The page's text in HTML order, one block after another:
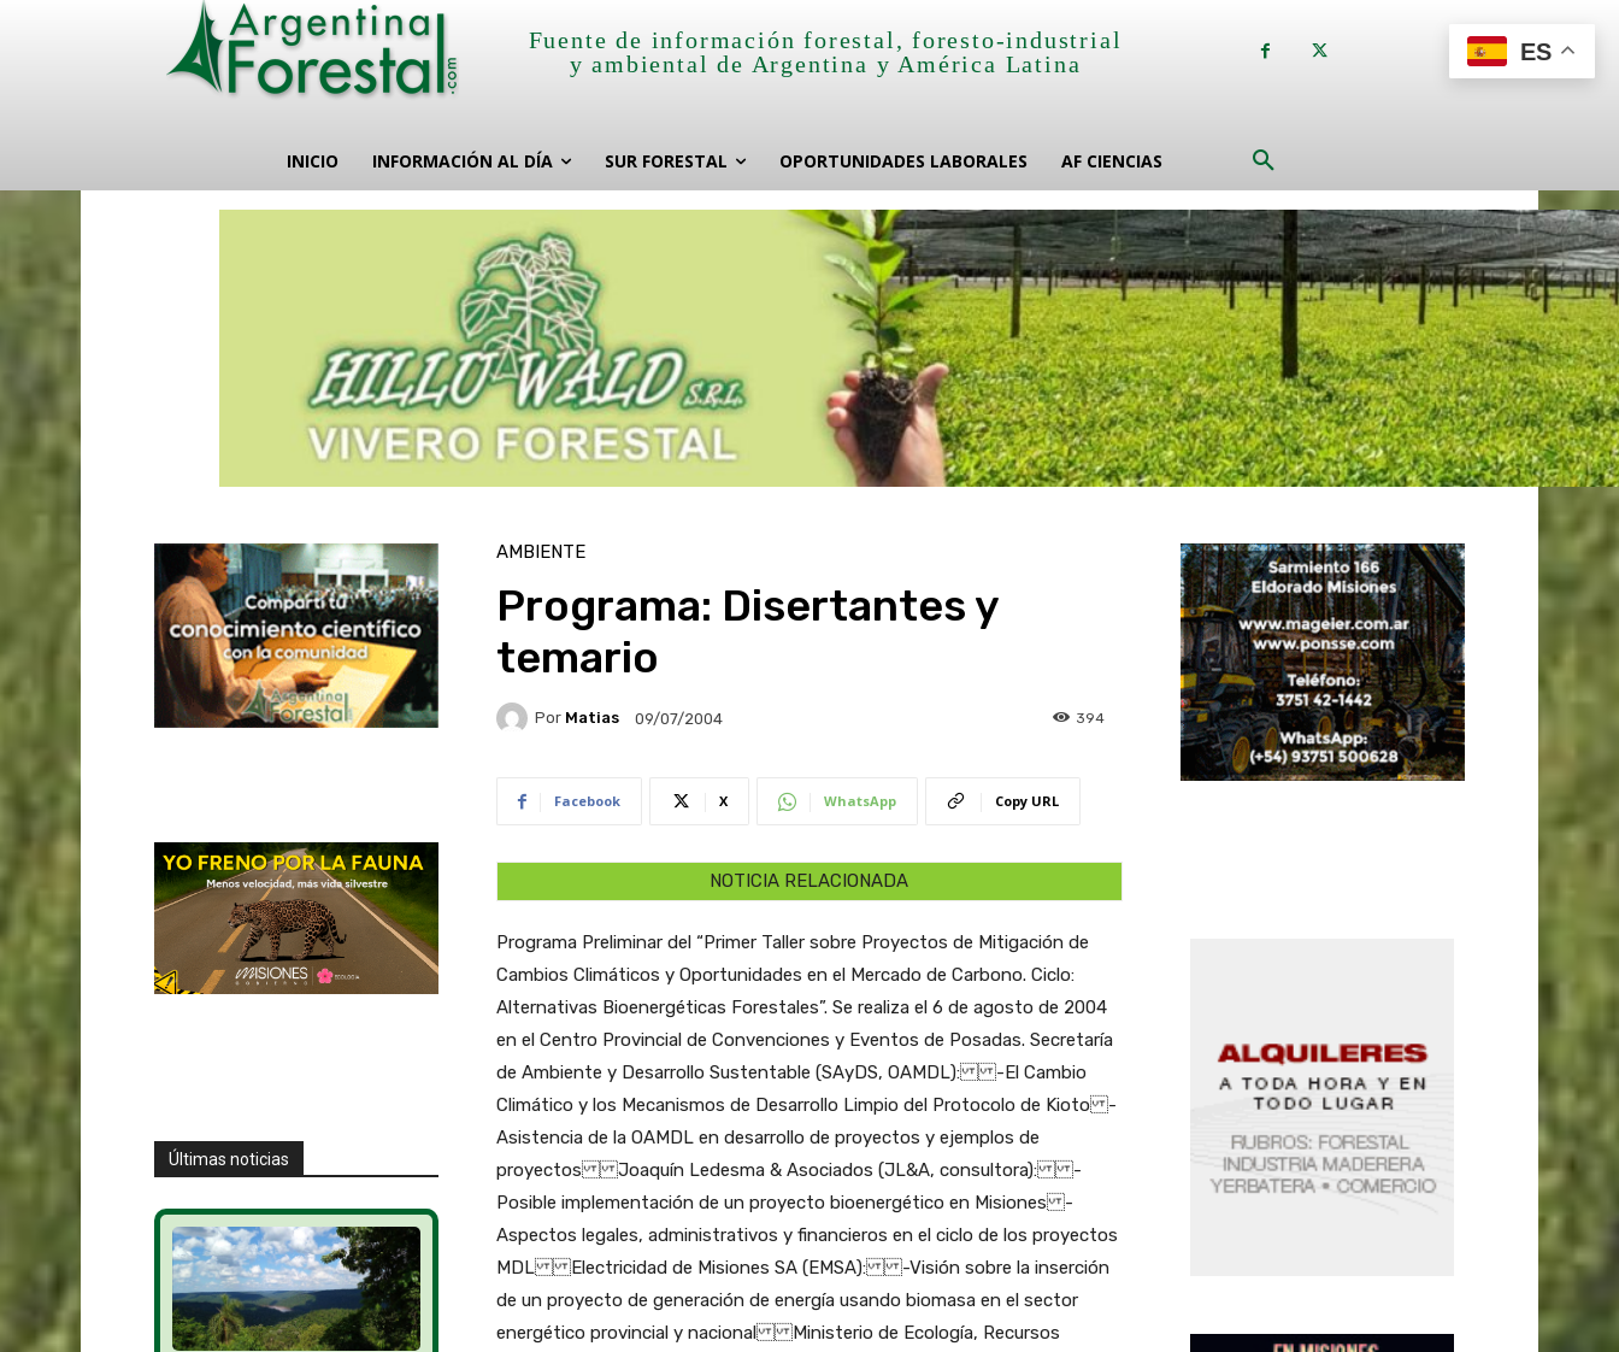
Fuente de información forestal, foresto-industrial
y ambiental de Argentina y América Latina
INICIO INFORMACIÓN AL DÍA SUR FORESTAL OPORTUNIDADES LABORALES AF CIENCIAS
Últimas noticias
AMBIENTE
Programa: Disertantes y
temario
Por Matias 09/07/2004 394
Facebook X WhatsApp Copy URL
NOTICIA RELACIONADA
Programa Preliminar del “Primer Taller sobre Proyectos de Mitigación de
Cambios Climáticos y Oportunidades en el Mercado de Carbono. Ciclo:
Alternativas Bioenergéticas Forestales”. Se realiza el 6 de agosto de 2004
en el Centro Provincial de Convenciones y Eventos de Posadas. Secretaría
de Ambiente y Desarrollo Sustentable (SAyDS, OAMDL): -El Cambio
Climático y los Mecanismos de Desarrollo Limpio del Protocolo de Kioto -
Asistencia de la OAMDL en desarrollo de proyectos y ejemplos de
proyectos Joaquín Ledesma & Asociados (JL&A, consultora): -
Posible implementación de un proyecto bioenergético en Misiones -
Aspectos legales, administrativos y financieros en el ciclo de los proyectos
MDL Electricidad de Misiones SA (EMSA): -Visión sobre la inserción
de un proyecto de generación de energía usando biomasa en el sector
energético provincial y nacional Ministerio de Ecología, Recursos
ES